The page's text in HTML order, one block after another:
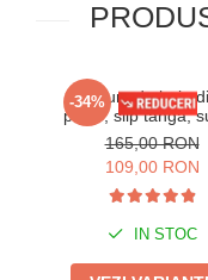
-34%
Costum de baie
piese, slip tanga,
push-up forma
y9118 verde
165,00 RON
109,00 RON
IN STOC